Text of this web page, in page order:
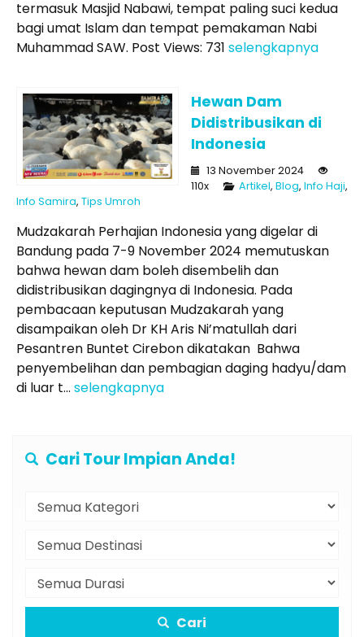
termasuk Masjid Nabawi, tempat paling suci kedua
bagi umat Islam dan tempat pemakaman Nabi
Muhammad SAW. Post Views: 731 selengkapnya
Hewan Dam
Didistribusikan di
Indonesia
13 November 2024
110x
Artikel, Blog, Info Haji,
Info Samira, Tips Umroh
Mudzakarah Perhajian Indonesia yang digelar di
Bandung pada 7-9 November 2024 memutuskan
bahwa hewan dam boleh disembelih dan
didistribusikan dagingnya di Indonesia. Pada
pembacaan keputusan Mudzakarah yang
disampaikan oleh Dr KH Aris Ni’matullah dari
Pesantren Buntet Cirebon dikatakan Bahwa
penyembelihan dan pembagian daging hadyu/dam
di luar t... selengkapnya
Cari Tour Impian Anda!
Cari